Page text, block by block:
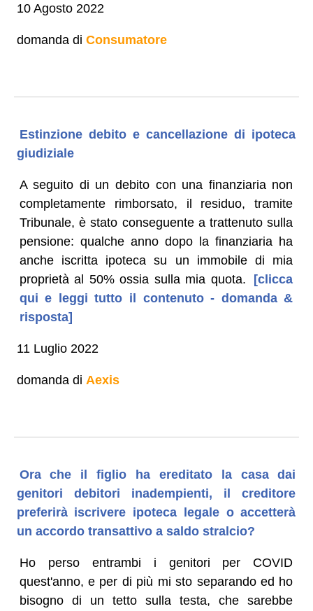
10 Agosto 2022
domanda di Consumatore
Estinzione debito e cancellazione di ipoteca
giudiziale
A seguito di un debito con una finanziaria non
completamente rimborsato, il residuo, tramite
Tribunale, è stato conseguente a trattenuto sulla
pensione: qualche anno dopo la finanziaria ha
anche iscritta ipoteca su un immobile di mia
proprietà al 50% ossia sulla mia quota.
[clicca
qui e leggi tutto il contenuto - domanda &
risposta]
11 Luglio 2022
domanda di Aexis
Ora che il figlio ha ereditato la casa dai
genitori debitori inadempienti, il creditore
preferirà iscrivere ipoteca legale o accetterà
un accordo transattivo a saldo stralcio?
Ho perso entrambi i genitori per COVID
quest'anno, e per di più mi sto separando ed ho
bisogno di un tetto sulla testa, che sarebbe